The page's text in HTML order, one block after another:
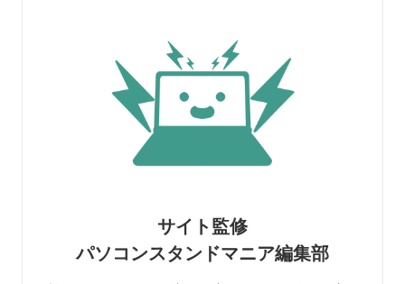
サイト監修
パソコンスタンドマニア編集部